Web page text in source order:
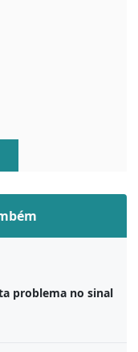
problema no sinal